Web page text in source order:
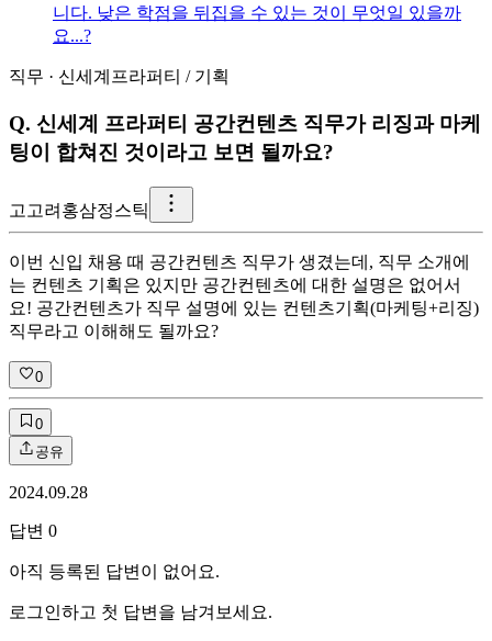
니다. 낮은 학점을 뒤집을 수 있는 것이 무엇일 있을까
요...?
직무 · 신세계프라퍼티 / 기획
Q. 신세계 프라퍼티 공간컨텐츠 직무가 리징과 마케
팅이 합쳐진 것이라고 보면 될까요?
고고려홍삼정스틱
이번 신입 채용 때 공간컨텐츠 직무가 생겼는데, 직무 소개에
는 컨텐츠 기획은 있지만 공간컨텐츠에 대한 설명은 없어서
요! 공간컨텐츠가 직무 설명에 있는 컨텐츠기획(마케팅+리징)
직무라고 이해해도 될까요?
0
0
공유
2024.09.28
답변 0
아직 등록된 답변이 없어요.
로그인하고 첫 답변을 남겨보세요.